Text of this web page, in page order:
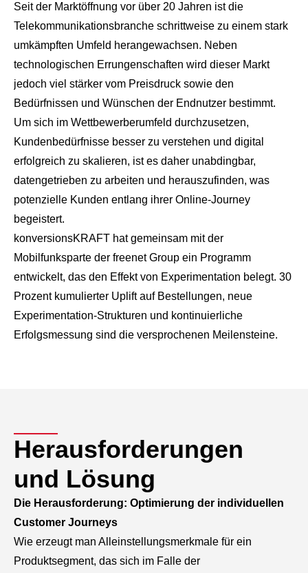
Seit der Marktöffnung vor über 20 Jahren ist die
Telekommunikationsbranche schrittweise zu einem stark
umkämpften Umfeld herangewachsen. Neben
technologischen Errungenschaften wird dieser Markt
jedoch viel stärker vom Preisdruck sowie den
Bedürfnissen und Wünschen der Endnutzer bestimmt.
Um sich im Wettbewerberumfeld durchzusetzen,
Kundenbedürfnisse besser zu verstehen und digital
erfolgreich zu skalieren, ist es daher unabdingbar,
datengetrieben zu arbeiten und herauszufinden, was
potenzielle Kunden entlang ihrer Online-Journey
begeistert.
konversionsKRAFT hat gemeinsam mit der
Mobilfunksparte der freenet Group ein Programm
entwickelt, das den Effekt von Experimentation belegt. 30
Prozent kumulierter Uplift auf Bestellungen, neue
Experimentation-Strukturen und kontinuierliche
Erfolgsmessung sind die versprochenen Meilensteine.
Herausforderungen
und Lösung
Die Herausforderung: Optimierung der individuellen
Customer Journeys
Wie erzeugt man Alleinstellungsmerkmale für ein
Produktsegment, das sich im Falle der